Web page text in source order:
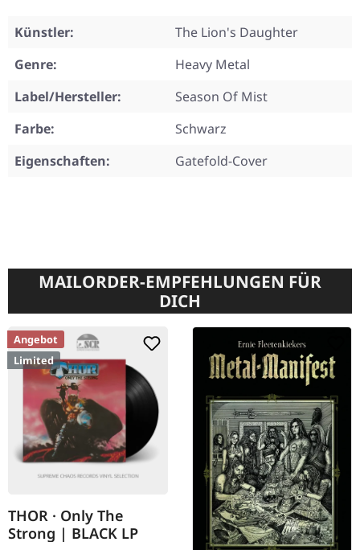
Künstler:
The Lion's Daughter
Genre:
Heavy Metal
Label/Hersteller:
Season Of Mist
Farbe:
Schwarz
Eigenschaften:
Gatefold-Cover
MAILORDER-EMPFEHLUNGEN FÜR
DICH
Angebot
Limited
THOR · Only The
Strong | BLACK LP